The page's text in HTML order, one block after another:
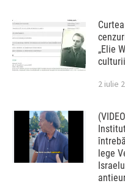
„Elie
2 iulie
lege